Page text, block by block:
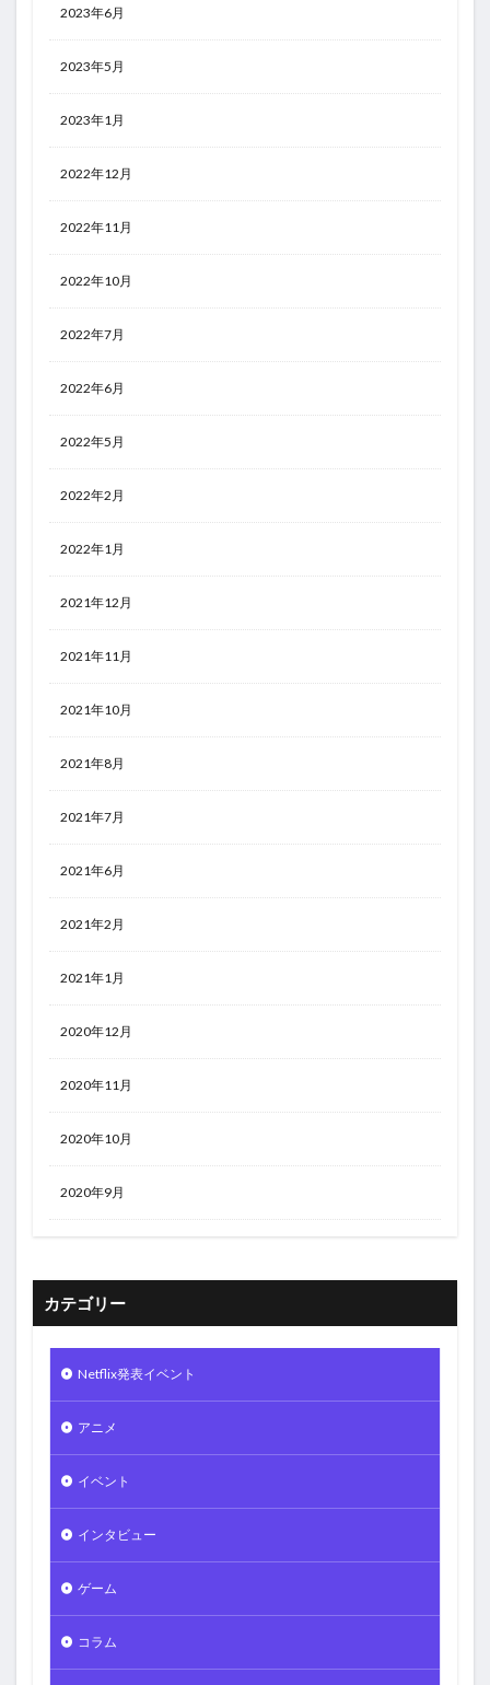
2023年6月
2023年5月
2023年1月
2022年12月
2022年11月
2022年10月
2022年7月
2022年6月
2022年5月
2022年2月
2022年1月
2021年12月
2021年11月
2021年10月
2021年8月
2021年7月
2021年6月
2021年2月
2021年1月
2020年12月
2020年11月
2020年10月
2020年9月
カテゴリー
Netflix発表イベント
アニメ
イベント
インタビュー
ゲーム
コラム